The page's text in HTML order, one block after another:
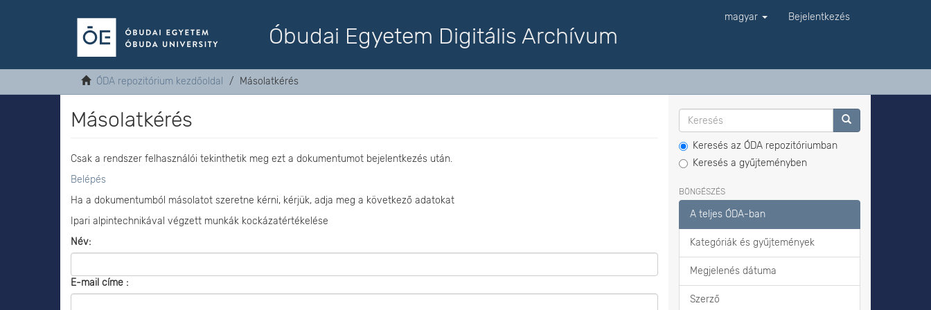
Óbudai Egyetem Digitális Archívum
magyar Bejelentkezés
ÓDA repozitórium kezdőoldal Másolatkérés
Másolatkérés
Csak a rendszer felhasználói tekinthetik meg ezt a dokumentumot bejelentkezés után.
Belépés
Ha a dokumentumból másolatot szeretne kérni, kérjük, adja meg a következő adatokat
Ipari alpintechnikával végzett munkák kockázatértékelése
Név:
E-mail címe :
Keresés az ÓDA repozitóriumban
Keresés a gyűjteményben
BÖNGÉSZÉS
A teljes ÓDA-ban
Kategóriák és gyűjtemények
Megjelenés dátuma
Szerző